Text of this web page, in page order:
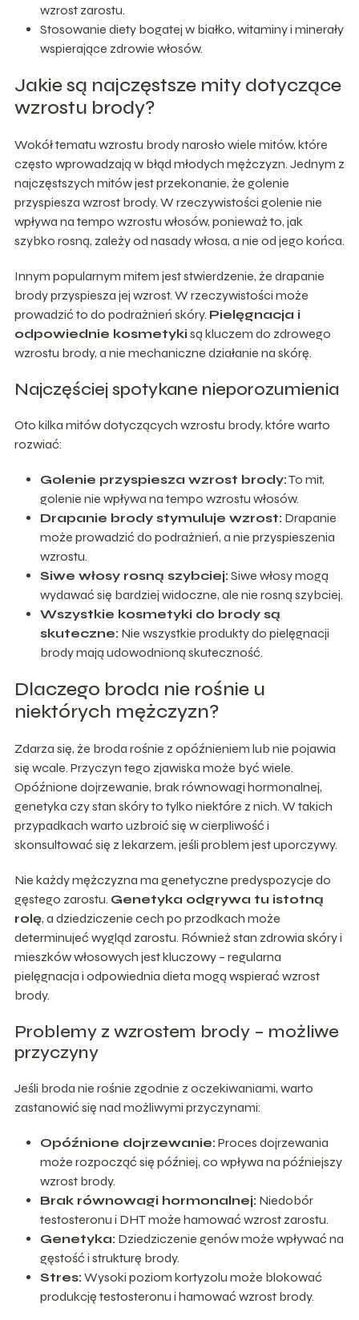
wzrost zarostu.
Stosowanie diety bogatej w białko, witaminy i minerały
wspierające zdrowie włosów.
Jakie są najczęstsze mity dotyczące
wzrostu brody?
Wokół tematu wzrostu brody narosło wiele mitów, które
często wprowadzają w błąd młodych mężczyzn. Jednym z
najczęstszych mitów jest przekonanie, że golenie
przyspiesza wzrost brody. W rzeczywistości golenie nie
wpływa na tempo wzrostu włosów, ponieważ to, jak
szybko rosną, zależy od nasady włosa, a nie od jego końca.
Innym popularnym mitem jest stwierdzenie, że drapanie
brody przyspiesza jej wzrost. W rzeczywistości może
prowadzić to do podrażnień skóry. Pielęgnacja i
odpowiednie kosmetyki są kluczem do zdrowego
wzrostu brody, a nie mechaniczne działanie na skórę.
Najczęściej spotykane nieporozumienia
Oto kilka mitów dotyczących wzrostu brody, które warto
rozwiać:
Golenie przyspiesza wzrost brody:To mit,
golenie nie wpływa na tempo wzrostu włosów.
Drapanie brody stymuluje wzrost: Drapanie
może prowadzić do podrażnień, a nie przyspieszenia
wzrostu.
Siwe włosy rosną szybciej: Siwe włosy mogą
wydawać się bardziej widoczne, ale nie rosną szybciej.
Wszystkie kosmetyki do brody są
skuteczne: Nie wszystkie produkty do pielęgnacji
brody mają udowodnioną skuteczność.
Dlaczego broda nie rośnie u
niektórych mężczyzn?
Zdarza się, że broda rośnie z opóźnieniem lub nie pojawia
się wcale. Przyczyn tego zjawiska może być wiele.
Opóźnione dojrzewanie, brak równowagi hormonalnej,
genetyka czy stan skóry to tylko niektóre z nich. W takich
przypadkach warto uzbroić się w cierpliwość i
skonsultować się z lekarzem, jeśli problem jest uporczywy.
Nie każdy mężczyzna ma genetyczne predyspozycje do
gęstego zarostu. Genetyka odgrywa tu istotną
rolę, a dziedziczenie cech po przodkach może
determinujeć wygląd zarostu. Również stan zdrowia skóry i
mieszków włosowych jest kluczowy – regularna
pielęgnacja i odpowiednia dieta mogą wspierać wzrost
brody.
Problemy z wzrostem brody – możliwe
przyczyny
Jeśli broda nie rośnie zgodnie z oczekiwaniami, warto
zastanowić się nad możliwymi przyczynami:
Opóźnione dojrzewanie: Proces dojrzewania
może rozpocząć się później, co wpływa na późniejszy
wzrost brody.
Brak równowagi hormonalnej: Niedobór
testosteronu i DHT może hamować wzrost zarostu.
Genetyka: Dziedziczenie genów może wpływać na
gęstość i strukturę brody.
Stres: Wysoki poziom kortyzolu może blokować
produkcję testosteronu i hamować wzrost brody.